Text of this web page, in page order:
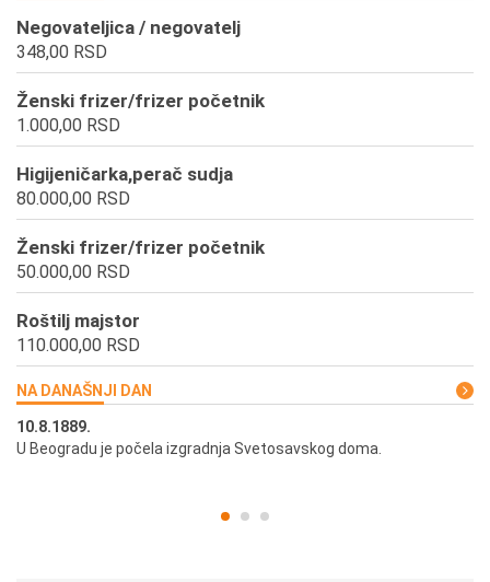
Negovateljica / negovatelj
348,00 RSD
Ženski frizer/frizer početnik
1.000,00 RSD
Higijeničarka,perač sudja
80.000,00 RSD
Ženski frizer/frizer početnik
50.000,00 RSD
Roštilj majstor
110.000,00 RSD
NA DANAŠNJI DAN
10.8.1889.
U Beogradu je počela izgradnja Svetosavskog doma.